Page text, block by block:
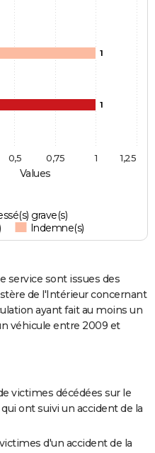
Values
1
1
grave(s)
Indemne(s)
1
0,5 0,75 1,25
service sont issues des
de l'Intérieur concernant
ayant fait au moins un
véhicule entre 2009 et
victimes décédées sur le
ont suivi un accident de la
d'un accident de la